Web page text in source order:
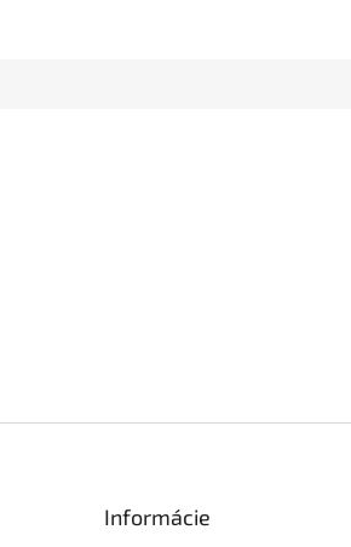
Informácie